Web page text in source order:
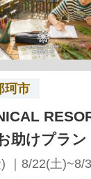
珂市
助けプラン
｜8/22(土)~8/